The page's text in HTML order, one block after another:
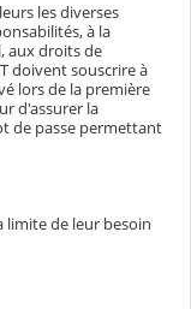
les diverses
à la
aux droits de
doivent souscrire à
lors de la première
d'assurer la
de passe permettant
limite de leur besoin